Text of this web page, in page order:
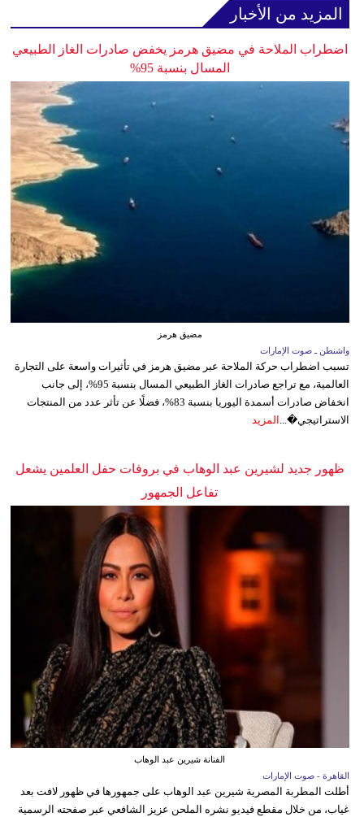
المزيد من الأخبار
اضطراب الملاحة في مضيق هرمز يخفض صادرات الغاز الطبيعي
المسال بنسبة 95%
مضيق هرمز
واشنطن ـ صوت الإمارات
تسبب اضطراب حركة الملاحة عبر مضيق هرمز في تأثيرات واسعة على التجارة
العالمية، مع تراجع صادرات الغاز الطبيعي المسال بنسبة 95%، إلى جانب
انخفاض صادرات أسمدة اليوريا بنسبة 83%، فضلًا عن تأثر عدد من المنتجات
الاستراتيجي�... المزيد
ظهور جديد لشيرين عبد الوهاب في بروفات حفل العلمين يشعل
تفاعل الجمهور
الفنانة شيرين عبد الوهاب
القاهرة - صوت الإمارات
أطلت المطربة المصرية شيرين عبد الوهاب على جمهورها في ظهور لافت بعد
غياب، من خلال مقطع فيديو نشره الملحن عزيز الشافعي عبر صفحته الرسمية